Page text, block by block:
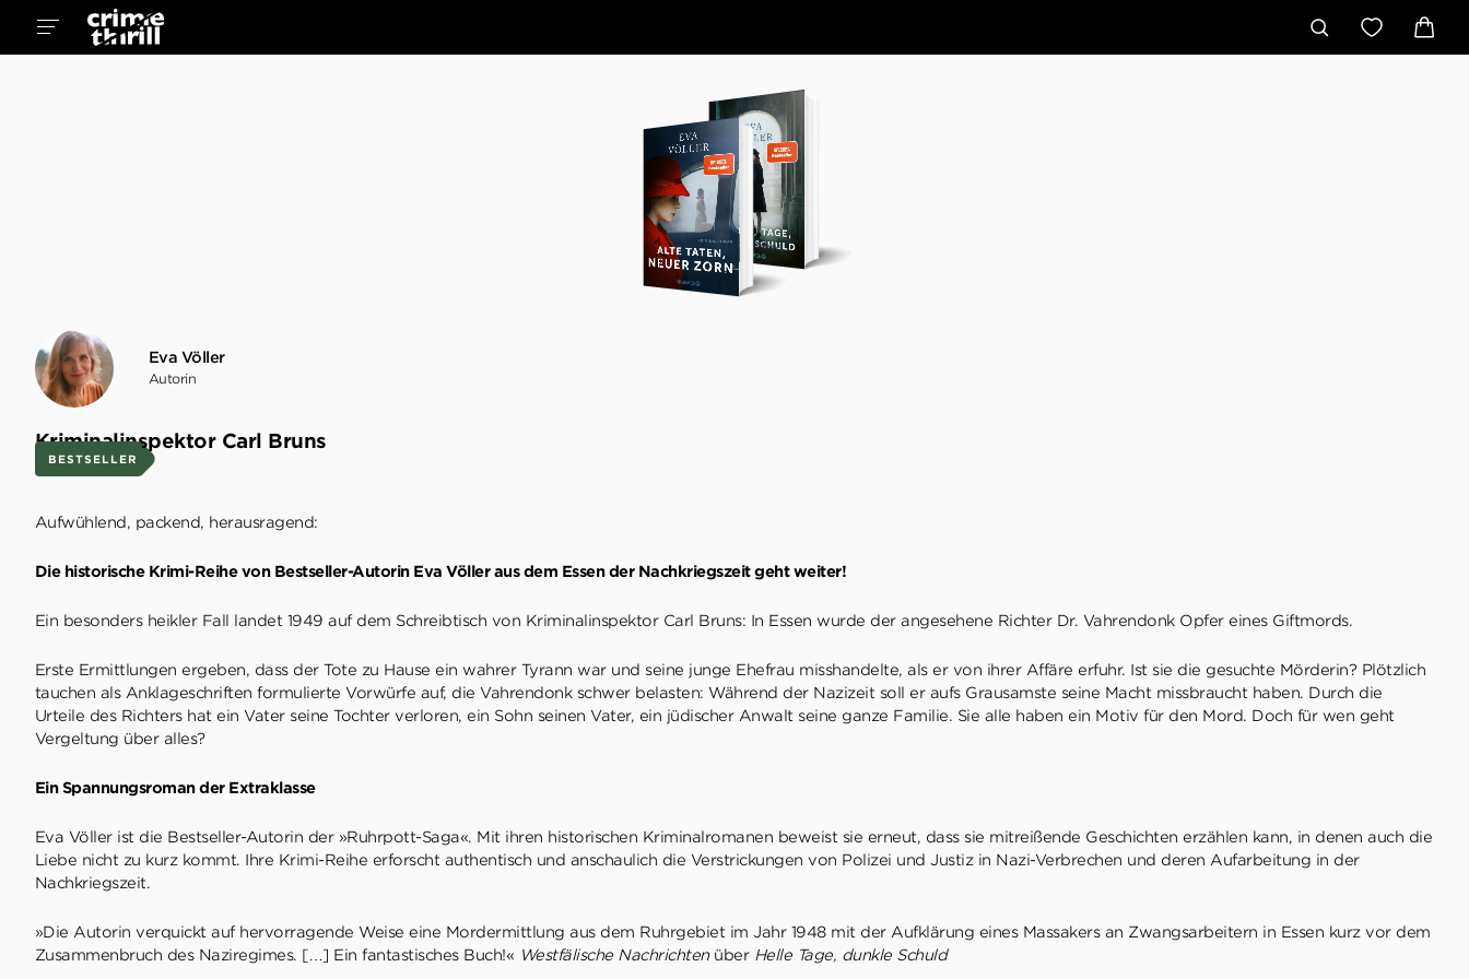
Eva Völler
Autorin
Kriminalinspektor Carl Bruns
BESTSELLER
Aufwühlend, packend, herausragend:
Die historische Krimi-Reihe von Bestseller-Autorin Eva Völler aus dem Essen der Nachkriegszeit geht weiter!
Ein besonders heikler Fall landet 1949 auf dem Schreibtisch von Kriminalinspektor Carl Bruns: In Essen wurde der angesehene Richter Dr. Vahrendonk Opfer eines Giftmords.
Erste Ermittlungen ergeben, dass der Tote zu Hause ein wahrer Tyrann war und seine junge Ehefrau misshandelte, als er von ihrer Affäre erfuhr. Ist sie die gesuchte Mörderin? Plötzlich
tauchen als Anklageschriften formulierte Vorwürfe auf, die Vahrendonk schwer belasten: Während der Nazizeit soll er aufs Grausamste seine Macht missbraucht haben. Durch die
Urteile des Richters hat ein Vater seine Tochter verloren, ein Sohn seinen Vater, ein jüdischer Anwalt seine ganze Familie. Sie alle haben ein Motiv für den Mord. Doch für wen geht
Vergeltung über alles?
Ein Spannungsroman der Extraklasse
Eva Völler ist die Bestseller-Autorin der »Ruhrpott-Saga«. Mit ihren historischen Kriminalromanen beweist sie erneut, dass sie mitreißende Geschichten erzählen kann, in denen auch die
Liebe nicht zu kurz kommt. Ihre Krimi-Reihe erforscht authentisch und anschaulich die Verstrickungen von Polizei und Justiz in Nazi-Verbrechen und deren Aufarbeitung in der
Nachkriegszeit.
»Die Autorin verquickt auf hervorragende Weise eine Mordermittlung aus dem Ruhrgebiet im Jahr 1948 mit der Aufklärung eines Massakers an Zwangsarbeitern in Essen kurz vor dem
Zusammenbruch des Naziregimes. […] Ein fantastisches Buch!« Westfälische Nachrichtenüber Helle Tage, dunkle Schuld